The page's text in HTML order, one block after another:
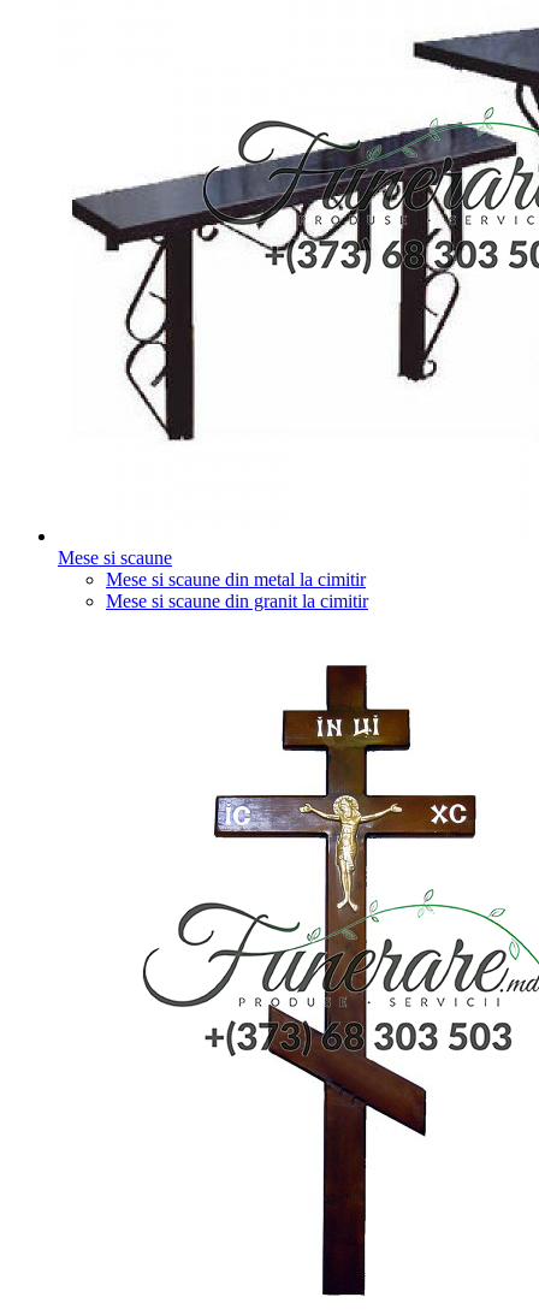
Mese si scaune
Mese si scaune din metal la cimitir
Mese si scaune din granit la cimitir